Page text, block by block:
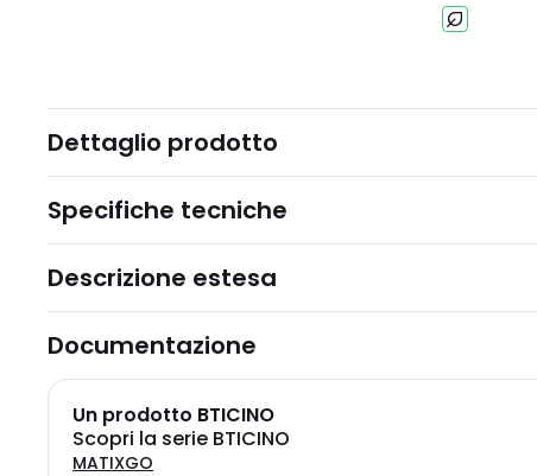
Dettaglio prodotto
Specifiche tecniche
Descrizione estesa
Documentazione
Un prodotto BTICINO
Scopri la serie BTICINO
MATIXGO